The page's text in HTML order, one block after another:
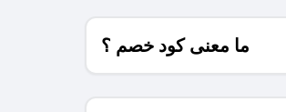
ما معنى كود خصم ؟